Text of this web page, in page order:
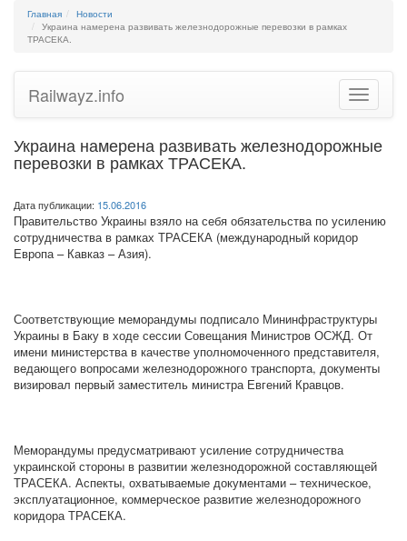
Главная
Новости
Украина намерена развивать железнодорожные перевозки в рамках
ТРАСЕКА.
Toggle
Railwayz.info
Украина намерена развивать железнодорожные
перевозки в рамках ТРАСЕКА.
Дата публикации: 15.06.2016
Правительство Украины взяло на себя обязательства по усилению
сотрудничества в рамках ТРАСЕКА (международный коридор
Европа – Кавказ – Азия).
Соответствующие меморандумы подписало Мининфраструктуры
Украины в Баку в ходе сессии Совещания Министров ОСЖД. От
имени министерства в качестве уполномоченного представителя,
ведающего вопросами железнодорожного транспорта, документы
визировал первый заместитель министра Евгений Кравцов.
Меморандумы предусматривают усиление сотрудничества
украинской стороны в развитии железнодорожной составляющей
ТРАСЕКА. Аспекты, охватываемые документами – техническое,
эксплуатационное, коммерческое развитие железнодорожного
коридора ТРАСЕКА.